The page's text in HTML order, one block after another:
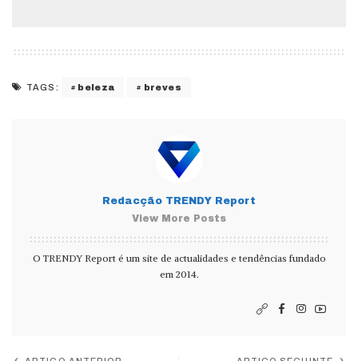
TAGS: beleza breves
Redacção TRENDY Report
View More Posts
O TRENDY Report é um site de actualidades e tendências fundado
em 2014.